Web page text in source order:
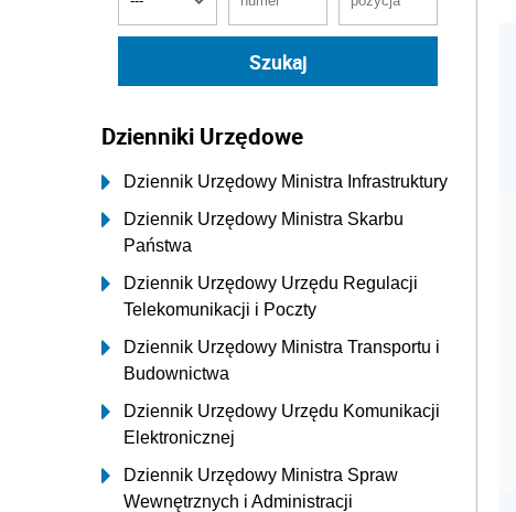
Dzienniki Urzędowe
Dziennik Urzędowy Ministra Infrastruktury
Dziennik Urzędowy Ministra Skarbu
Państwa
Dziennik Urzędowy Urzędu Regulacji
Telekomunikacji i Poczty
Dziennik Urzędowy Ministra Transportu i
Budownictwa
Dziennik Urzędowy Urzędu Komunikacji
Elektronicznej
Dziennik Urzędowy Ministra Spraw
Wewnętrznych i Administracji